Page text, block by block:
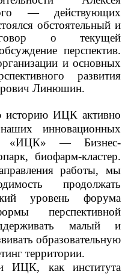
— действующих
обстоятельный и
о текущей
перспектив.
и основных
развития
Линюшин.
историю ИЦК активно
инновационных
«ИЦК» — Бизнес-
биофарм-кластер.
работы, мы
продолжать
уровень форума
перспективной
малый и
образовательную
территории.
ИЦК, как института